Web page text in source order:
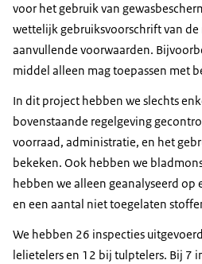
voor het gebruik van
wettelijk gebruiksvoorschrift van
aanvullende voorwaarden.
middel alleen mag toepassen met
In dit project hebben we slechts
bovenstaande regelgeving
voorraad, administratie, en het
bekeken. Ook hebben we
hebben we alleen geanalyseerd
en een aantal niet toegelaten
We hebben 26 inspecties
lelietelers en 12 bij tulptelers. Bij 7